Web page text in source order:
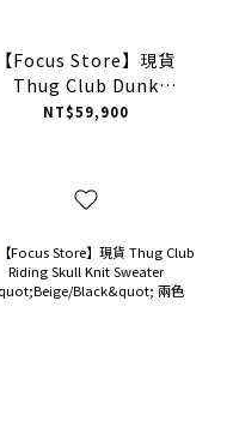
【Focus Store】現貨
Thug Club Dunk
Jacket "Black/Ivory"
NT$59,900